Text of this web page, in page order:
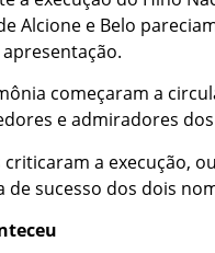
Alcione e Belo
começaram a
e admiradores
a execução,
sucesso dos dois